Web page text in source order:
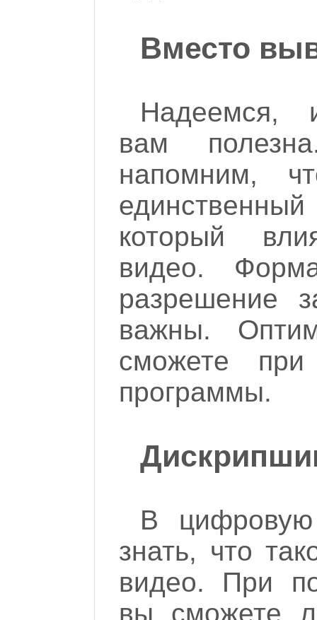
Вместо
Надеемся,
вам
напомним,
который
видео.
разрешение
важны.
сможете
программы.
В
знать, что
видео. При
вы сможете